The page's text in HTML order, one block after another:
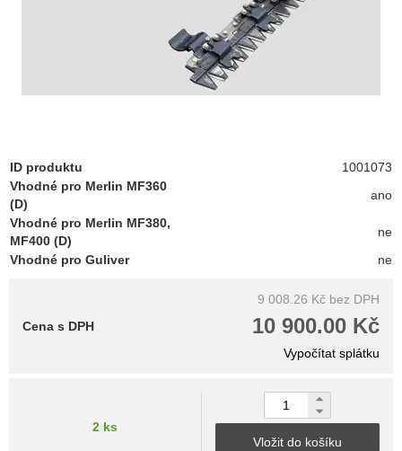
ID produktu
1001073
Vhodné pro Merlin MF360
(D)
ano
Vhodné pro Merlin MF380,
MF400 (D)
ne
Vhodné pro Guliver
ne
9 008.26 Kč bez DPH
10 900.00 Kč
Cena s DPH
Vypočítat splátku
2 ks
Vložit do košíku